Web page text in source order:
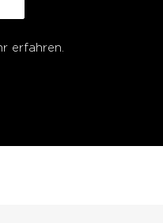
erfahren.